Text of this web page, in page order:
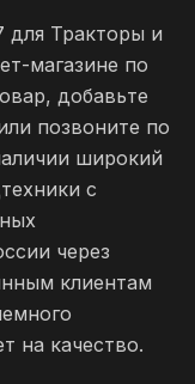
Тракторы и
магазине по
добавьте
позвоните по
широкий
с
через
клиентам
на качество.